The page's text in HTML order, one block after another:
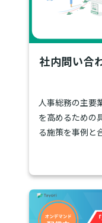
社内問い合
人事総務の主要
を高めるための
る施策を事例と